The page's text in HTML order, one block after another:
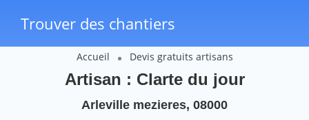
Trouver des chantiers
Accueil Devis gratuits artisans
Artisan : Clarte du jour
Arleville mezieres, 08000